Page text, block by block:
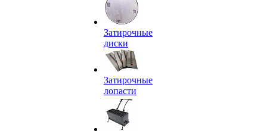
Затирочные
диски
Затирочные
лопасти